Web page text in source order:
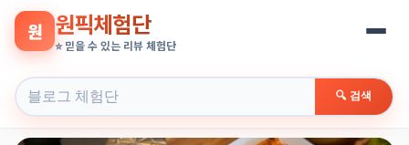
원 원픽체험단
⭐ 믿을 수 있는 리뷰 체험단
🔍 검색